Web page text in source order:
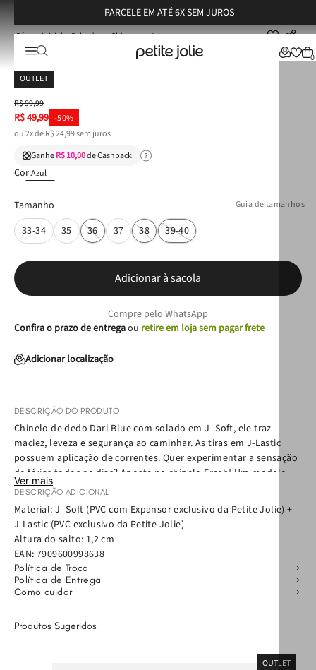
PARCELE EM ATÉ 6X SEM JUROS
0
Calçados Chinelos Chinelo Petite Jolie Fresh Dark Blue PJ7122
Chinelo Petite Jolie Fresh Dark Blue PJ7122
OUTLET
R$99,99
R$49,99 -50%
ou2x deR$24,99sem juros
GanheR$ 10,00de Cashback
Cor:Azul
Guia de tamanhos
Tamanho
33-34
35 36 37 38 39-40
Adicionar à sacola
Compre pelo WhatsApp
Confira o prazo de entregaou retire em loja sem pagar frete
Adicionar localização
DESCRIÇÃO DO PRODUTO
Chinelo de dedo Darl Blue com solado em J- Soft, ele traz
maciez, leveza e segurança ao caminhar. As tiras em J-Lastic
possuem aplicação de correntes. Quer experimentar a sensação
de férias todos os dias? Aposte no chinelo Fresh! Um modelo
super versátil, que combina com diferentes estilos e traz a
tendência monocromática em foco. Confortável e prático, esse
chinelo será a sua nova companhia do verão: perfeito para a
praia, para usar em casa ou sair com os amigos. O Fresh vai bem
em todos os momentos.
Ver mais
DESCRIÇÃO ADICIONAL
Material: J- Soft (PVC com Expansor exclusivo da Petite Jolie) +
J-Lastic (PVC exclusivo da Petite Jolie)
Altura do salto: 1,2 cm
EAN: 7909600998638
Política de Troca
Política de Entrega
Como cuidar
Produtos Sugeridos
OUTLET